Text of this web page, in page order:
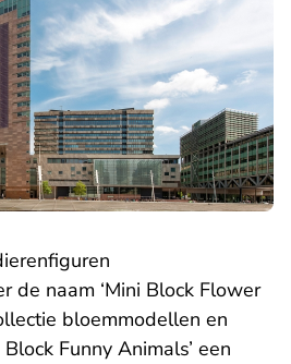
de naam ‘Mini Block Flower
bloemmodellen en
Funny Animals’ een